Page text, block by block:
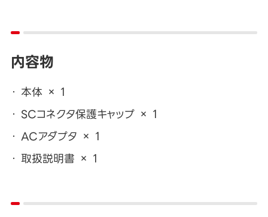
内容物
本体 × 1
SCコネクタ保護キャップ × 1
ACアダプタ × 1
取扱説明書 × 1